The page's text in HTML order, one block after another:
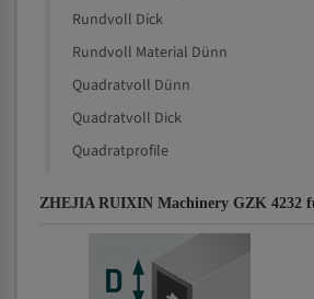
Rundvoll Dick
Rundvoll Material Dünn
Quadratvoll Dünn
Quadratvoll Dick
Quadratprofile
ZHEJIA RUIXIN Machinery GZK 4232